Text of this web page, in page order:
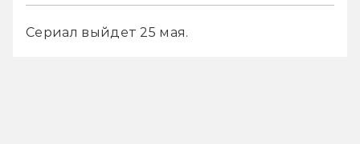
Сериал выйдет 25 мая.